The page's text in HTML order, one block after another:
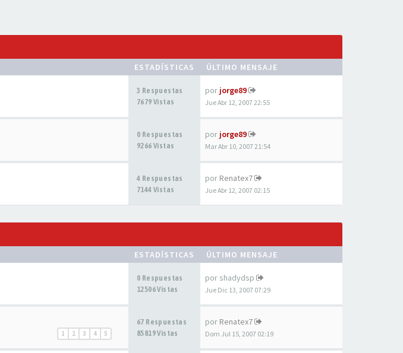
ESTADÍSTICAS ÚLTIMO MENSAJE
3 Respuestas
7679 Vistas
por jorge89
Jue Abr 12, 2007 22:55
0 Respuestas
9266 Vistas
por jorge89
Mar Abr 10, 2007 21:54
4 Respuestas
7144 Vistas
por Renatex7
Jue Abr 12, 2007 02:15
ESTADÍSTICAS ÚLTIMO MENSAJE
0 Respuestas
12506 Vistas
por shadydsp
Jue Dic 13, 2007 07:29
1 2 3 4 5
67 Respuestas
85819 Vistas
por Renatex7
Dom Jul 15, 2007 02:19